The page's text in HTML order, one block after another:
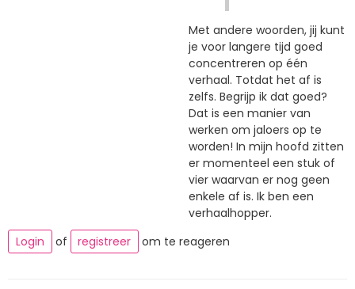
Met andere woorden, jij kunt
je voor langere tijd goed
concentreren op één
verhaal. Totdat het af is
zelfs. Begrijp ik dat goed?
Dat is een manier van
werken om jaloers op te
worden! In mijn hoofd zitten
er momenteel een stuk of
vier waarvan er nog geen
enkele af is. Ik ben een
verhaalhopper.
Login
of registreer om te reageren